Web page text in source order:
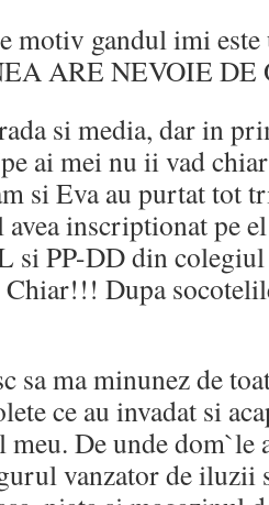
gandul imi este
ARE NEVOIE
si media, dar in
ai mei nu ii vad
si Eva au purtat tot
inscriptionat pe
si PP-DD din
Dupa
ma minunez de
ce au invadat si
De unde dom`le
vanzator de